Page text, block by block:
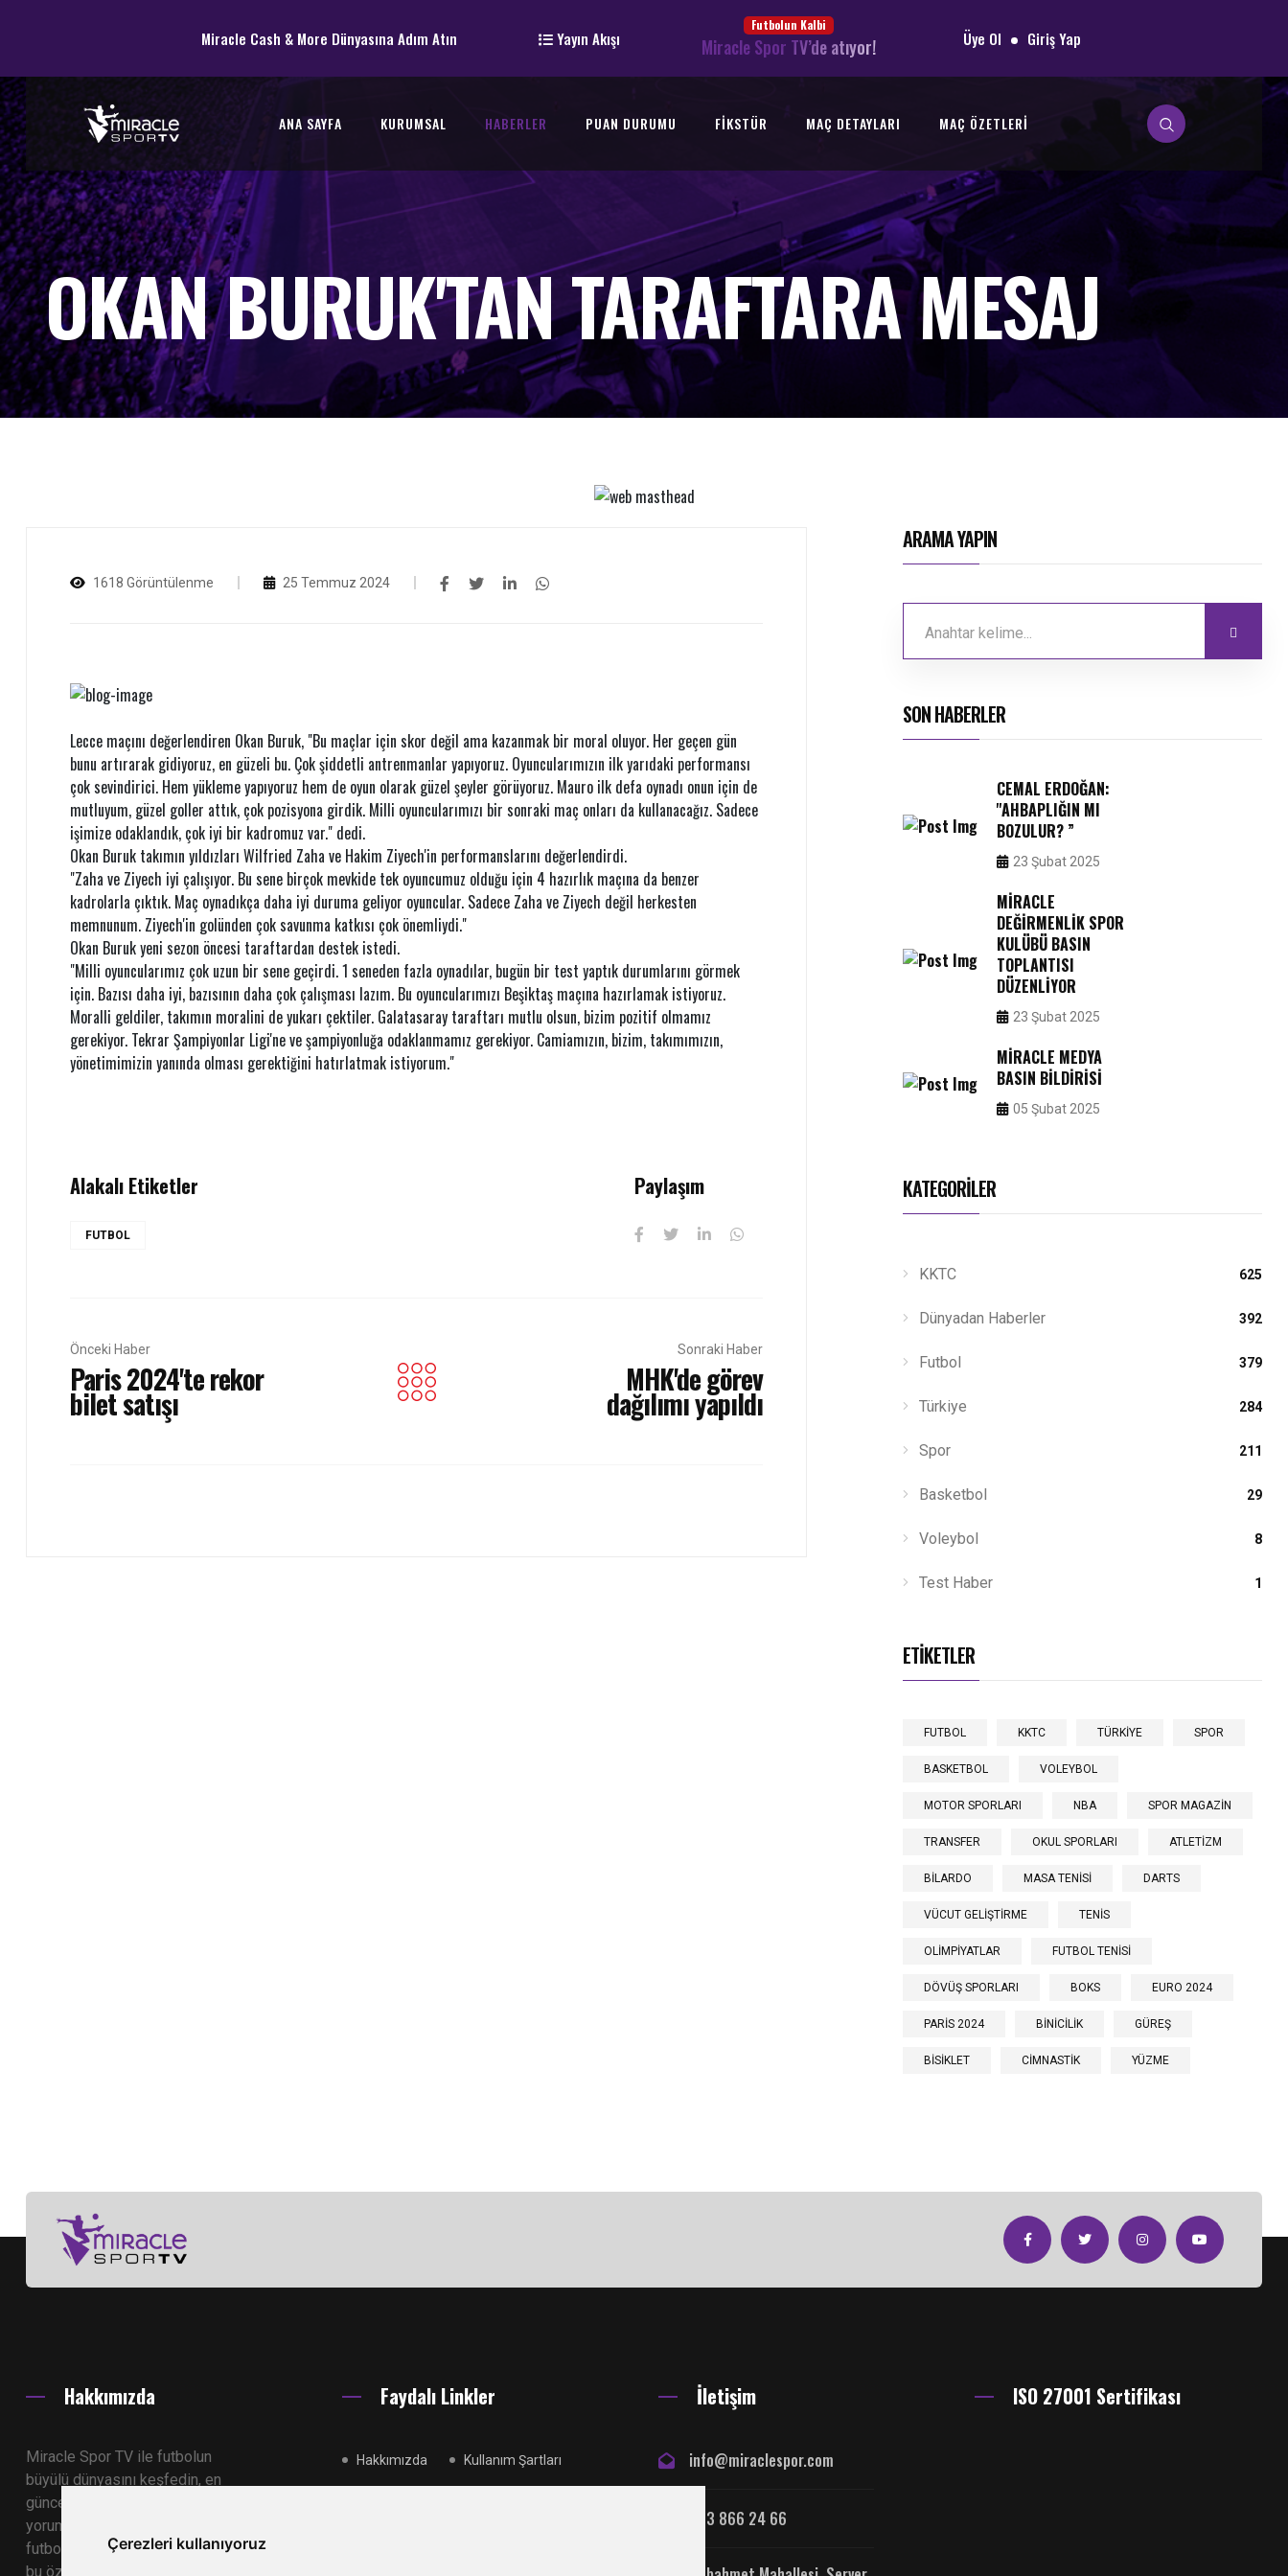
Çerezleri kullanıyoruz
Miracle Cash & More Dünyasına Adım Atın Yayın Akışı
Futbolun Kalbi
Miracle Spor TV’de atıyor! Üye Ol Giriş Yap
ANA SAYFA KURUMSAL HABERLER PUAN DURUMU FIKSTÜR MAÇ DETAYLARI MAÇ ÖZETLERI
OKAN BURUK'TAN TARAFTARA MESAJ
1618 Görüntülenme 25 Temmuz 2024
Lecce maçını değerlendiren Okan Buruk, "Bu maçlar için skor değil ama kazanmak bir moral oluyor. Her geçen gün
bunu artırarak gidiyoruz, en güzeli bu. Çok şiddetli antrenmanlar yapıyoruz. Oyuncularımızın ilk yarıdaki performansı
çok sevindirici. Hem yükleme yapıyoruz hem de oyun olarak güzel şeyler görüyoruz. Mauro ilk defa oynadı onun için de
mutluyum, güzel goller attık, çok pozisyona girdik. Milli oyuncularımızı bir sonraki maç onları da kullanacağız. Sadece
işimize odaklandık, çok iyi bir kadromuz var." dedi.
Okan Buruk takımın yıldızları Wilfried Zaha ve Hakim Ziyech'in performanslarını değerlendirdi.
"Zaha ve Ziyech iyi çalışıyor. Bu sene birçok mevkide tek oyuncumuz olduğu için 4 hazırlık maçına da benzer
kadrolarla çıktık. Maç oynadıkça daha iyi duruma geliyor oyuncular. Sadece Zaha ve Ziyech değil herkesten
memnunum. Ziyech'in golünden çok savunma katkısı çok önemliydi."
Okan Buruk yeni sezon öncesi taraftardan destek istedi.
"Milli oyuncularımız çok uzun bir sene geçirdi. 1 seneden fazla oynadılar, bugün bir test yaptık durumlarını görmek
için. Bazısı daha iyi, bazısının daha çok çalışması lazım. Bu oyuncularımızı Beşiktaş maçına hazırlamak istiyoruz.
Moralli geldiler, takımın moralini de yukarı çektiler. Galatasaray taraftarı mutlu olsun, bizim pozitif olmamız
gerekiyor. Tekrar Şampiyonlar Ligi'ne ve şampiyonluğa odaklanmamız gerekiyor. Camiamızın, bizim, takımımızın,
yönetimimizin yanında olması gerektiğini hatırlatmak istiyorum."
Alakalı Etiketler
FUTBOL
Paylaşım
Önceki Haber
Paris 2024'te rekor
bilet satışı
Sonraki Haber
MHK'de görev
dağılımı yapıldı
ARAMA YAPIN
SON HABERLER
CEMAL ERDOĞAN:
''AHBAPLIĞIN MI
BOZULUR? ”
23 Şubat 2025
MIRACLE
DEĞIRMENLIK SPOR
KULÜBÜ BASIN
TOPLANTISI
DÜZENLIYOR
23 Şubat 2025
MIRACLE MEDYA
BASIN BILDIRISI
05 Şubat 2025
KATEGORILER
KKTC 625
Dünyadan Haberler 392
Futbol 379
Türkiye 284
Spor 211
Basketbol 29
Voleybol 8
Test Haber 1
ETIKETLER
FUTBOL KKTC TÜRKİYE SPOR
BASKETBOL VOLEYBOL
MOTOR SPORLARI NBA SPOR MAGAZİN
TRANSFER OKUL SPORLARI ATLETİZM
BİLARDO MASA TENİSİ DARTS
VÜCUT GELİŞTİRME TENİS
OLİMPİYATLAR FUTBOL TENİSİ
DÖVÜŞ SPORLARI BOKS EURO 2024
PARİS 2024 BİNİCİLİK GÜREŞ
BİSİKLET CİMNASTİK YÜZME
Hakkımızda
Miracle Spor TV ile futbolun
büyülü dünyasını keşfedin, en
güncel maç özetlerini ve uzman
yorumlarını izleyin. Siz de
futbolseverlerin bir araya geldiği
bu özel platformda yerinizi alın.
Faydalı Linkler
Hakkımızda Kullanım Şartları
İletişim
info@miraclespor.com
533 866 24 66
ISO 27001 Sertifikası